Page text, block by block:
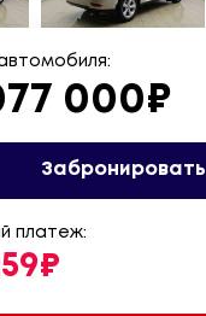
000₽
Забронировать
платеж: